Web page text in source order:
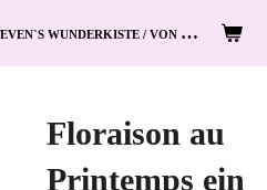
S
TEWUKI.DE / STEVEN`S WUNDERKISTE / VON HAND ZUM HERZ
Floraison au
Printemps ein